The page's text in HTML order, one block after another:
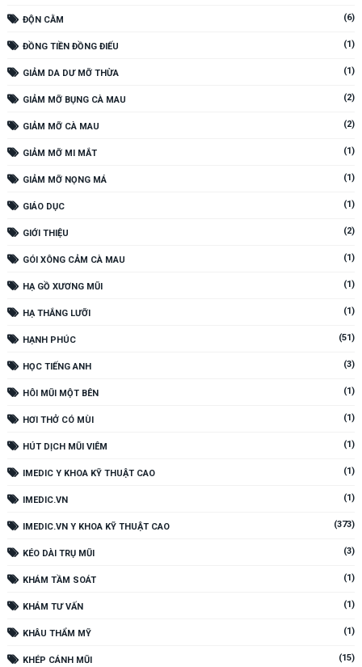
ĐỘN CẰM (6)
ĐỒNG TIỀN ĐỒNG ĐIẾU (1)
GIẢM DA DƯ MỠ THỪA (1)
GIẢM MỠ BỤNG CÀ MAU (2)
GIẢM MỠ CÀ MAU (2)
GIẢM MỠ MI MẮT (1)
GIẢM MỠ NỌNG MÁ (1)
GIÁO DỤC (1)
GIỚI THIỆU (2)
GÓI XÔNG CẢM CÀ MAU (1)
HẠ GỒ XƯƠNG MŨI (1)
HẠ THẮNG LƯỠI (1)
HẠNH PHÚC (51)
HỌC TIẾNG ANH (3)
HÔI MŨI MỘT BÊN (1)
HƠI THỞ CÓ MÙI (1)
HÚT DỊCH MŨI VIÊM (1)
IMEDIC Y KHOA KỸ THUẬT CAO (1)
IMEDIC.VN (1)
IMEDIC.VN Y KHOA KỸ THUẬT CAO (373)
KÉO DÀI TRỤ MŨI (3)
KHÁM TẦM SOÁT (1)
KHÁM TƯ VẤN (1)
KHÂU THẨM MỸ (1)
KHÉP CÁNH MŨI (15)